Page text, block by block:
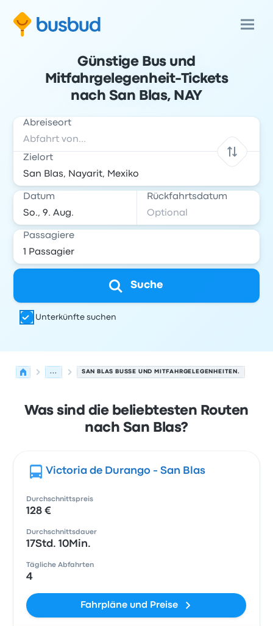
Günstige Bus und
Mitfahrgelegenheit-Tickets
nach San Blas, NAY
Abreiseort
Zielort
Datum Rückfahrtsdatum
Passagiere
Suche
Unterkünfte suchen
... SAN BLAS BUSSE UND MITFAHRGELEGENHEITEN.
Was sind die beliebtesten Routen
nach San Blas?
Victoria de Durango - San Blas
Durchschnittspreis
128 €
Durchschnittsdauer
17Std. 10Min.
Tägliche Abfahrten
4
Fahrpläne und Preise